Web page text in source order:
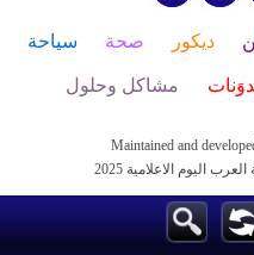
ديكور صحة سياحة
مشاكل وحلول
Maintained and